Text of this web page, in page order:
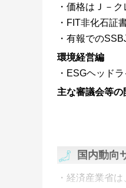
価格はＪ－ク
FIT非化石証
有報での
環境経営編
ESGヘッドラ
主な審議会等の
国内動向
経済産業省は